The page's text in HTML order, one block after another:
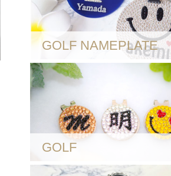
GOLF NAMEPLATE
GOLF